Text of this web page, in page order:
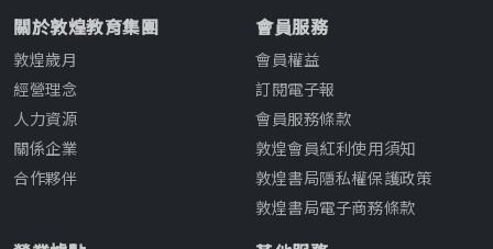
關於敦煌教育集團
敦煌歲月
經營理念
人力資源
關係企業
合作夥伴
會員服務
會員權益
訂閱電子報
會員服務條款
敦煌會員紅利使用須知
敦煌書局隱私權保護政策
敦煌書局電子商務條款